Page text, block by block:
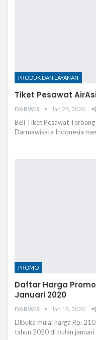
PRODUK DAN LAYANAN
Tiket Pesawat
DARWIS Jan 28, 2020
Beli Tiket Pesawat
Darmawisata Indonesia
PROMO
Daftar Harga
Januari 2020
DARWIS Jan 18, 2020
Dibuka mulai harga Rp.
tahun 2020 di bulan